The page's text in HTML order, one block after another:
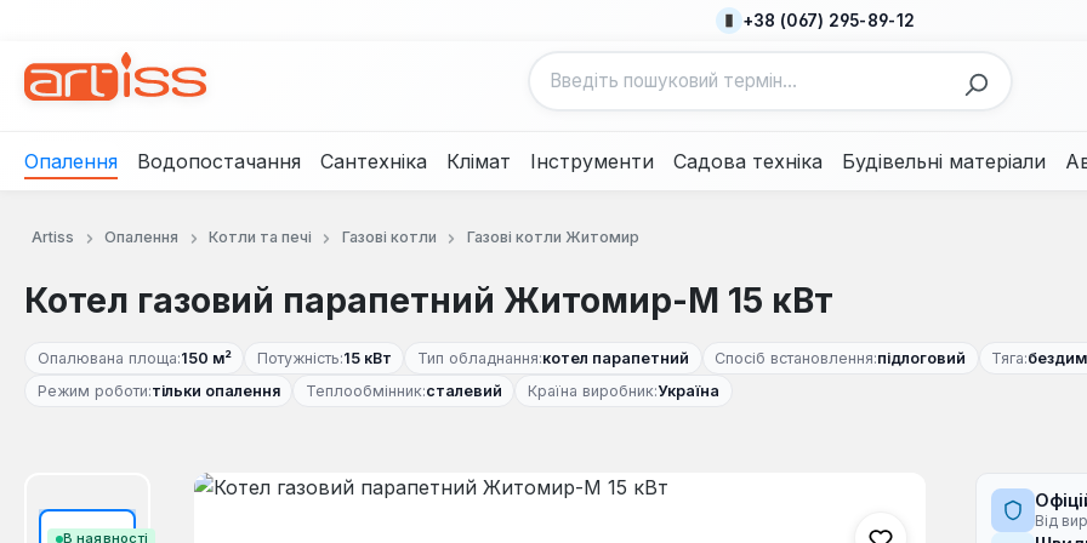
+38 (067) 295-89-12
Опалення Водопостачання Сантехніка Клімат Інструменти Садова техніка Будівельні матеріали
Artiss Опалення Котли та печі Газові котли Газові котли Житомир
Котел газовий парапетний Житомир-М 15 кВт
Опалювана площа:150 м² Потужність:15 кВт Тип обладнання:котел парапетний Спосіб встановлення:підлоговий Тяга:
Режим роботи:тільки опалення Теплообмінник:сталевий Країна виробник:Україна
В наявності
Пропустити галерею зображень
Від